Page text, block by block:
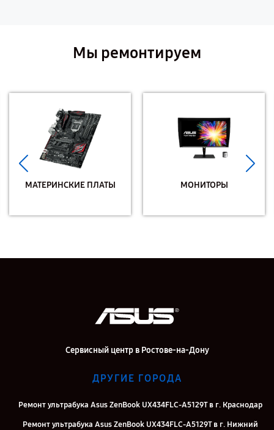
Мы ремонтируем
МАТЕРИНСКИЕ ПЛАТЫ МОНИТОРЫ
Сервисный центр в Ростове-на-Дону
ДРУГИЕ ГОРОДА
Ремонт ультрабука Asus ZenBook UX434FLC-A5129T в г. Краснодар
Ремонт ультрабука Asus ZenBook UX434FLC-A5129T в г. Нижний